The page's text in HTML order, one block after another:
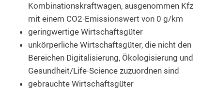
Kombinationskraftwagen, ausgenommen Kfz
mit einem CO2-Emissionswert von 0 g/km
geringwertige Wirtschaftsgüter
unkörperliche Wirtschaftsgüter, die nicht den
Bereichen Digitalisierung, Ökologisierung und
Gesundheit/Life-Science zuzuordnen sind
gebrauchte Wirtschaftsgüter